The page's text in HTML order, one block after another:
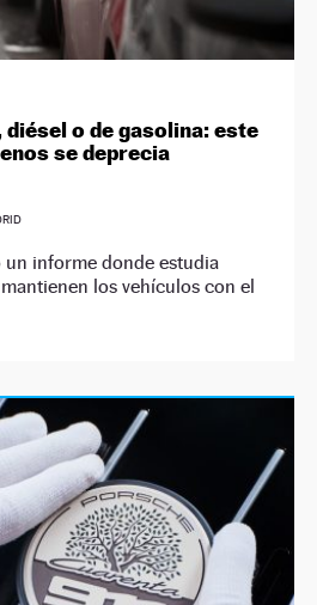
o de gasolina: este
se deprecia
un informe donde estudia
los vehículos con el